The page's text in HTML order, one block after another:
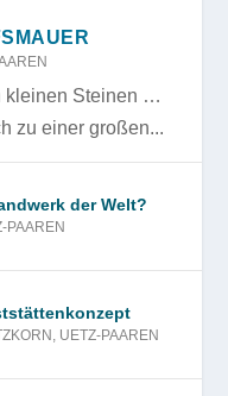
kleinen Steinen …
zu einer großen...
der Welt?
PAAREN
, UETZ-PAAREN